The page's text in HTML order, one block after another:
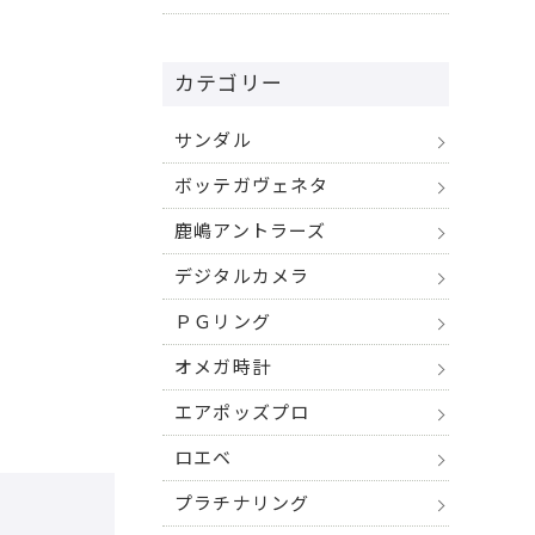
カテゴリー
サンダル
ボッテガヴェネタ
鹿嶋アントラーズ
デジタルカメラ
ＰＧリング
オメガ時計
エアポッズプロ
ロエベ
プラチナリング